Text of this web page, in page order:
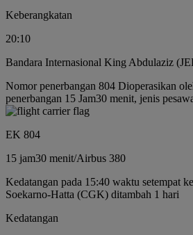
Keberangkatan
20:10
Bandara Internasional King Abdulaziz
Nomor penerbangan 804 Dioperasikan
penerbangan 15 Jam30 menit, jenis
EK 804
15 jam30 menit/Airbus 380
Kedatangan pada 15:40 waktu setempat
Soekarno-Hatta (CGK) ditambah 1 hari
Kedatangan